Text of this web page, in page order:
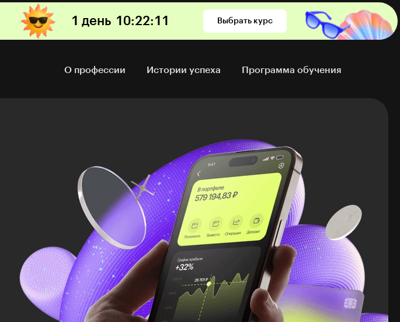
1 день 10:22:10 Выбрать курс
О профессии Истории успеха Программа обучения